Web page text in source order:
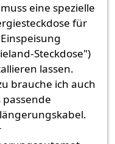
eine spezielle
für
Steckdose")
lassen.
brauche ich auch
passende